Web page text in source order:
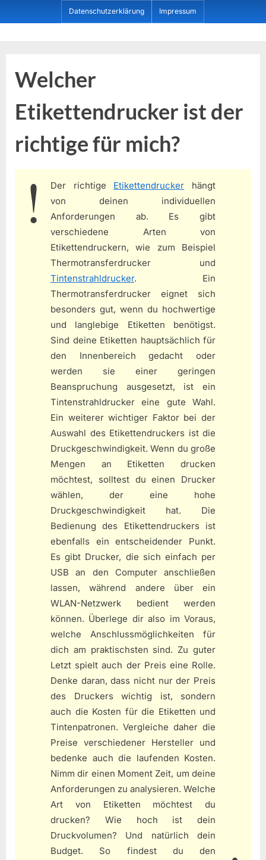
to
Datenschutzerklärung Impressum
Welcher
Etikettendrucker ist der
richtige für mich?
Der richtige Etikettendrucker hängt
von deinen individuellen
Anforderungen ab. Es gibt
verschiedene Arten von
Etikettendruckern, wie zum Beispiel
Thermotransferdrucker und
Tintenstrahldrucker. Ein
Thermotransferdrucker eignet sich
besonders gut, wenn du hochwertige
und langlebige Etiketten benötigst.
Sind deine Etiketten hauptsächlich für
den Innenbereich gedacht oder
werden sie einer geringen
Beanspruchung ausgesetzt, ist ein
Tintenstrahldrucker eine gute Wahl.
Ein weiterer wichtiger Faktor bei der
Auswahl des Etikettendruckers ist die
Druckgeschwindigkeit. Wenn du große
Mengen an Etiketten drucken
möchtest, solltest du einen Drucker
wählen, der eine hohe
Druckgeschwindigkeit hat. Die
Bedienung des Etikettendruckers ist
ebenfalls ein entscheidender Punkt.
Es gibt Drucker, die sich einfach per
USB an den Computer anschließen
lassen, während andere über ein
WLAN-Netzwerk bedient werden
können. Überlege dir also im Voraus,
welche Anschlussmöglichkeiten für
dich am praktischsten sind. Zu guter
Letzt spielt auch der Preis eine Rolle.
Denke daran, dass nicht nur der Preis
des Druckers wichtig ist, sondern
auch die Kosten für die Etiketten und
Tintenpatronen. Vergleiche daher die
Preise verschiedener Hersteller und
bedenke auch die laufenden Kosten.
Nimm dir einen Moment Zeit, um deine
Anforderungen zu analysieren. Welche
Art von Etiketten möchtest du
drucken? Wie hoch ist dein
Druckvolumen? Und natürlich dein
Budget. So findest du den